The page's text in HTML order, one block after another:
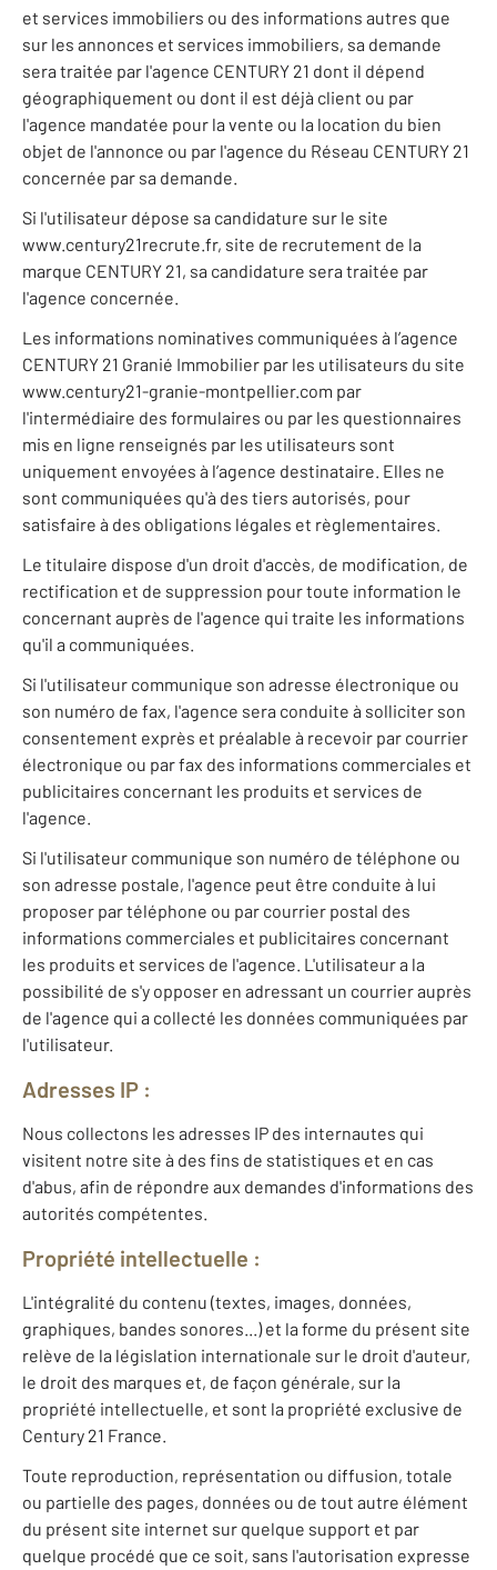
et services immobiliers ou des informations autres que
sur les annonces et services immobiliers, sa demande
sera traitée par l'agence CENTURY 21 dont il dépend
géographiquement ou dont il est déjà client ou par
l'agence mandatée pour la vente ou la location du bien
objet de l'annonce ou par l'agence du Réseau CENTURY 21
concernée par sa demande.
Si l'utilisateur dépose sa candidature sur le site
www.century21recrute.fr, site de recrutement de la
marque CENTURY 21, sa candidature sera traitée par
l'agence concernée.
Les informations nominatives communiquées à l’agence
CENTURY 21 Granié Immobilier par les utilisateurs du site
www.century21-granie-montpellier.com par
l'intermédiaire des formulaires ou par les questionnaires
mis en ligne renseignés par les utilisateurs sont
uniquement envoyées à l’agence destinataire. Elles ne
sont communiquées qu'à des tiers autorisés, pour
satisfaire à des obligations légales et règlementaires.
Le titulaire dispose d'un droit d'accès, de modification, de
rectification et de suppression pour toute information le
concernant auprès de l'agence qui traite les informations
qu'il a communiquées.
Si l'utilisateur communique son adresse électronique ou
son numéro de fax, l'agence sera conduite à solliciter son
consentement exprès et préalable à recevoir par courrier
électronique ou par fax des informations commerciales et
publicitaires concernant les produits et services de
l'agence.
Si l'utilisateur communique son numéro de téléphone ou
son adresse postale, l'agence peut être conduite à lui
proposer par téléphone ou par courrier postal des
informations commerciales et publicitaires concernant
les produits et services de l'agence. L'utilisateur a la
possibilité de s'y opposer en adressant un courrier auprès
de l'agence qui a collecté les données communiquées par
l'utilisateur.
Adresses IP :
Nous collectons les adresses IP des internautes qui
visitent notre site à des fins de statistiques et en cas
d'abus, afin de répondre aux demandes d'informations des
autorités compétentes.
Propriété intellectuelle :
L'intégralité du contenu (textes, images, données,
graphiques, bandes sonores...) et la forme du présent site
relève de la législation internationale sur le droit d'auteur,
le droit des marques et, de façon générale, sur la
propriété intellectuelle, et sont la propriété exclusive de
Century 21 France.
Toute reproduction, représentation ou diffusion, totale
ou partielle des pages, données ou de tout autre élément
du présent site internet sur quelque support et par
quelque procédé que ce soit, sans l'autorisation expresse